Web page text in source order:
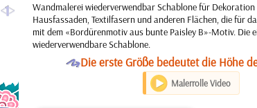
a
Wandmalerei wiederverwendbar Schablone für
Hausfassaden, Textilfasern und anderen Flächen, die für
mit dem «Bordürenmotiv aus bunte Paisley B»-Motiv. Die
wiederverwendbare Schablone.
ODie erste Größe bedeutet die Höhe
Malerrolle Video